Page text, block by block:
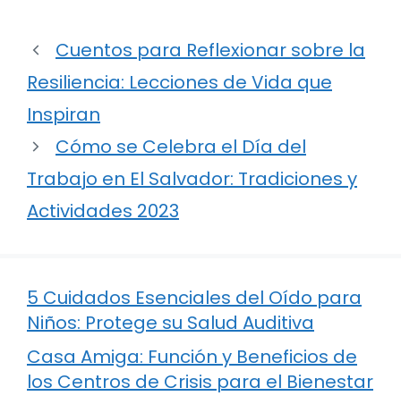
Cuentos para Reflexionar sobre la
Resiliencia: Lecciones de Vida que
Inspiran
Cómo se Celebra el Día del
Trabajo en El Salvador: Tradiciones y
Actividades 2023
5 Cuidados Esenciales del Oído para
Niños: Protege su Salud Auditiva
Casa Amiga: Función y Beneficios de
los Centros de Crisis para el Bienestar